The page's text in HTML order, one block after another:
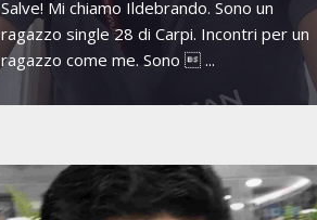
Salve! Mi chiamo Ildebrando. Sono un
ragazzo single 28 di Carpi. Incontri per un
ragazzo come me. Sono  ...